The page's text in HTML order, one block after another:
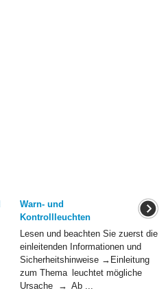
Warn- und
Kontrollleuchten
Lesen und beachten Sie zuerst die
einleitenden Informationen und
Sicherheitshinweise →Einleitung
zum Thema leuchtet mögliche
Ursache → Ab ...